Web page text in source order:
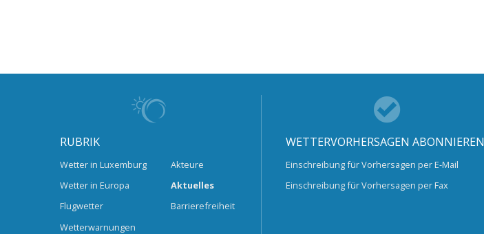
RUBRIK
Wetter in Luxemburg
Wetter in Europa
Flugwetter
Wetterwarnungen
Akteure
Aktuelles
Barrierefreiheit
WETTERVORHERSAGEN ABONNIEREN
Einschreibung für Vorhersagen per E-Mail
Einschreibung für Vorhersagen per Fax